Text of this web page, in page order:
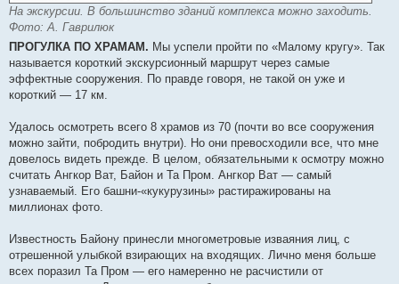
На экскурсии. В большинство зданий комплекса можно заходить.
Фото: А. Гаврилюк
ПРОГУЛКА ПО ХРАМАМ. Мы успели пройти по «Малому кругу». Так
называется короткий экскурсионный маршрут через самые
эффектные сооружения. По правде говоря, не такой он уже и
короткий — 17 км.
Удалось осмотреть всего 8 храмов из 70 (почти во все сооружения
можно зайти, побродить внутри). Но они превосходили все, что мне
довелось видеть прежде. В целом, обязательными к осмотру можно
считать Ангкор Ват, Байон и Та Пром. Ангкор Ват — самый
узнаваемый. Его башни-«кукурузины» растиражированы на
миллионах фото.
Известность Байону принесли многометровые изваяния лиц, с
отрешенной улыбкой взирающих на входящих. Лично меня больше
всех поразил Та Пром — его намеренно не расчистили от